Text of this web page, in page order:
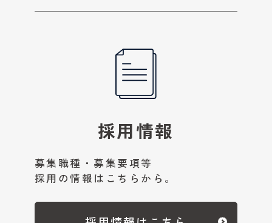
採用情報
募集職種・募集要項等
採用の情報はこちらから。